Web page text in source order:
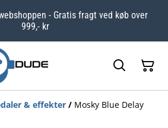
- Gratis fragt ved køb over
999,- kr
& effekter / Mosky Blue Delay